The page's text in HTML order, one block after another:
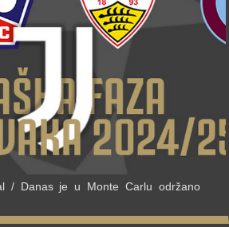
/ Danas je u Monte Carlu održano